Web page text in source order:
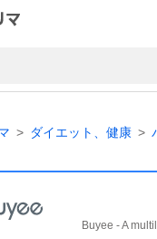
ダイエット、健康
Buyee - A